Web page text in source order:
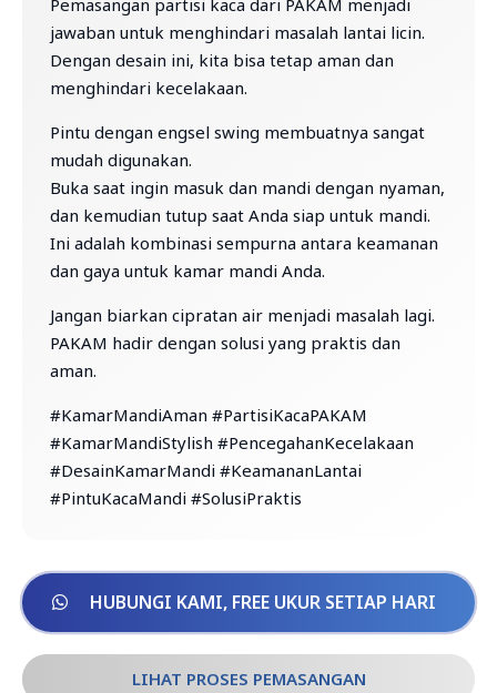
jawaban untuk menghindari masalah lantai licin.
Dengan desain ini, kita bisa tetap aman dan
menghindari kecelakaan.
Pintu dengan engsel swing membuatnya sangat
mudah digunakan.
Buka saat ingin masuk dan mandi dengan nyaman,
dan kemudian tutup saat Anda siap untuk mandi.
Ini adalah kombinasi sempurna antara keamanan
dan gaya untuk kamar mandi Anda.
Jangan biarkan cipratan air menjadi masalah lagi.
PAKAM hadir dengan solusi yang praktis dan
aman.
#KamarMandiAman #PartisiKacaPAKAM
#KamarMandiStylish #PencegahanKecelakaan
#DesainKamarMandi #KeamananLantai
#PintuKacaMandi #SolusiPraktis
HUBUNGI KAMI, FREE UKUR SETIAP HARI
LIHAT PROSES PEMASANGAN